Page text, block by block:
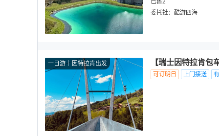
已售2
委托社： 酷游四海
一日游 因特拉肯出发 【瑞士因特拉肯包
可订明日 上门接送